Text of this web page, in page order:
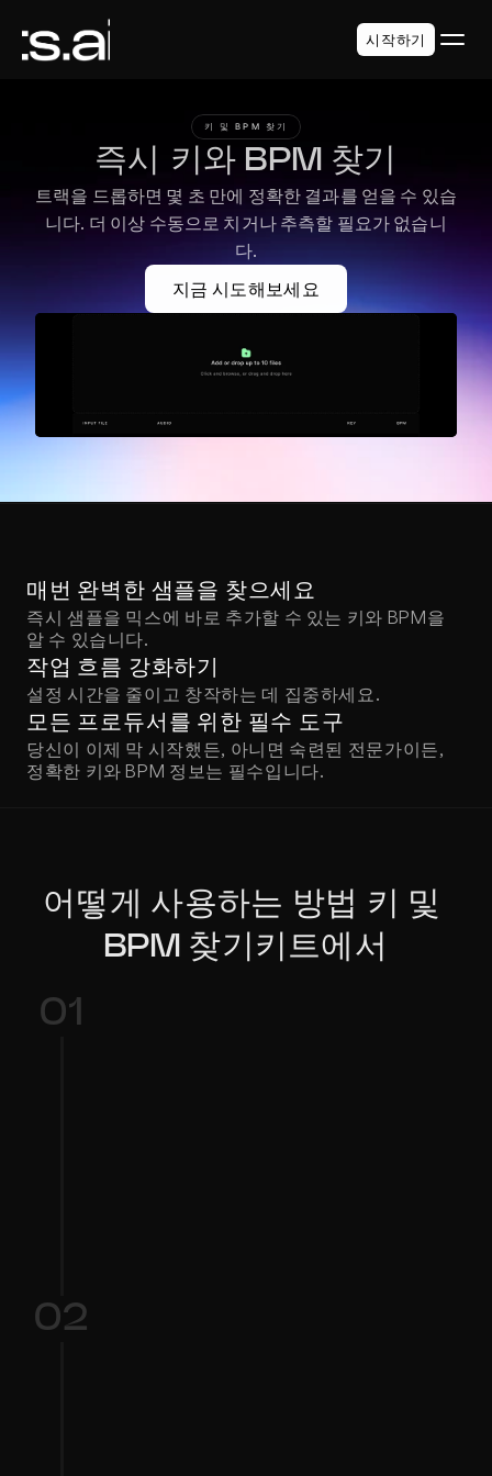
시작하기
키 및 BPM 찾기
즉시 키와 BPM 찾기
트랙을 드롭하면 몇 초 만에 정확한 결과를 얻을 수 있습
니다. 더 이상 수동으로 치거나 추측할 필요가 없습니
다.
지금 시도해보세요
매번 완벽한 샘플을 찾으세요
즉시 샘플을 믹스에 바로 추가할 수 있는 키와 BPM을
알 수 있습니다.
작업 흐름 강화하기
설정 시간을 줄이고 창작하는 데 집중하세요.
모든 프로듀서를 위한 필수 도구
당신이 이제 막 시작했든, 아니면 숙련된 전문가이든,
정확한 키와 BPM 정보는 필수입니다.
어떻게 사용하는 방법 키 및
BPM 찾기키트에서
01
02